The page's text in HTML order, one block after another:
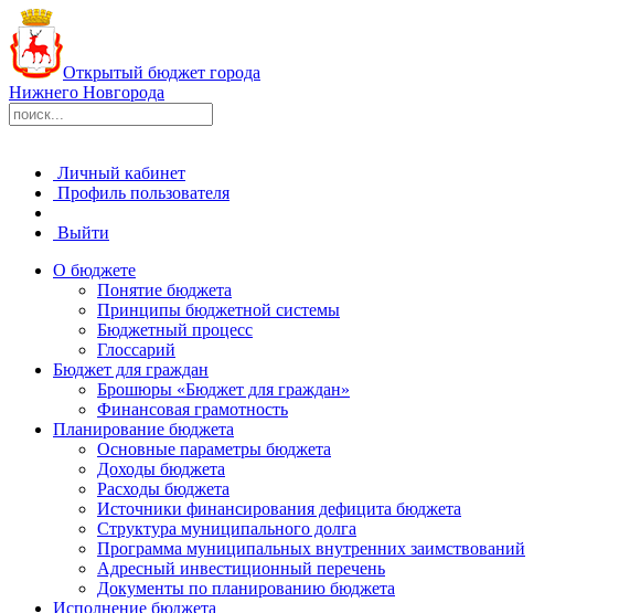
Открытый бюджет города
Нижнего Новгорода
Личный кабинет
Профиль пользователя
Выйти
О бюджете
Понятие бюджета
Принципы бюджетной системы
Бюджетный процесс
Глоссарий
Бюджет для граждан
Брошюры «Бюджет для граждан»
Финансовая грамотность
Планирование бюджета
Основные параметры бюджета
Доходы бюджета
Расходы бюджета
Источники финансирования дефицита бюджета
Структура муниципального долга
Программа муниципальных внутренних заимствований
Адресный инвестиционный перечень
Документы по планированию бюджета
Исполнение бюджета